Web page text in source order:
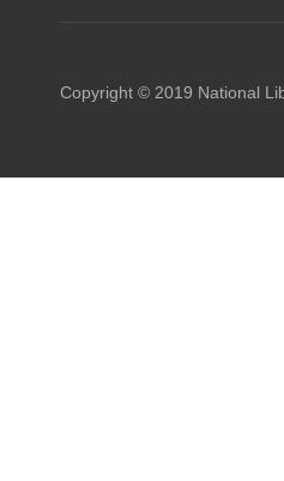
Copyright © 2019 National